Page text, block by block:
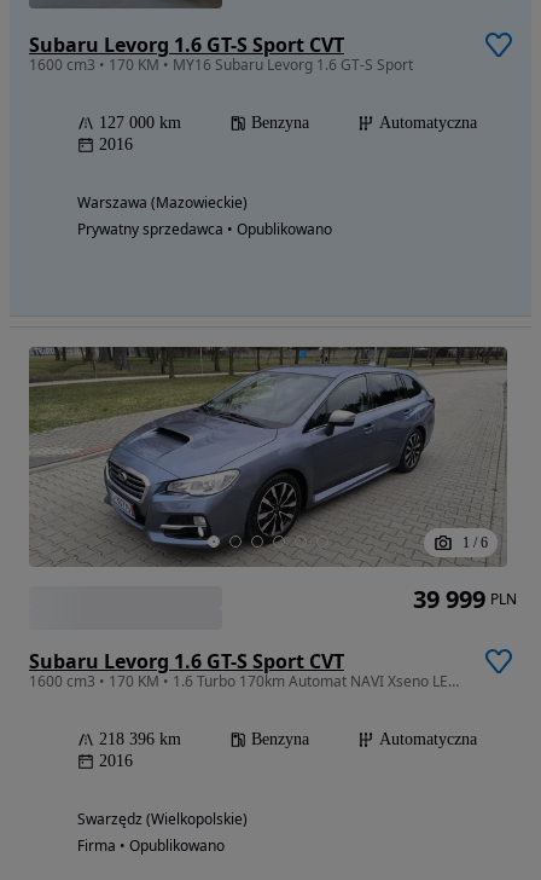
Subaru Levorg 1.6 GT-S Sport CVT
1600 cm3 • 170 KM • MY16 Subaru Levorg 1.6 GT-S Sport
127 000 km Benzyna
Automatyczna
2016
Warszawa (Mazowieckie)
Prywatny sprzedawca • Opublikowano
1 / 6
Subaru Levorg 1.6 GT-S Sport CVT
1600 cm3 • 170 KM • 1.6 Turbo 170km Automat NAVI Xseno LED Climatrnic BEZWYPADKOWE
218 396 km Benzyna
Automatyczna
2016
Swarzędz (Wielkopolskie)
Firma • Opublikowano
39 999 PLN